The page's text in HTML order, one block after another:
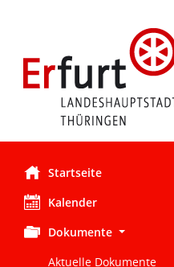
Startseite
Kalender
Dokumente
Aktuelle Dokumente